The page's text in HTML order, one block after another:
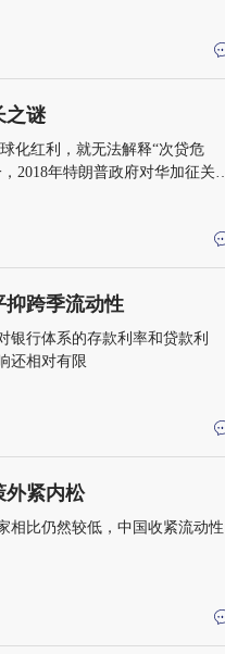
之谜
化红利，就无法解释“次贷危
2018年特朗普政府对华加征关
抑跨季流动性
银行体系的存款利率和贷款利
还相对有限
外紧内松
相比仍然较低，中国收紧流动性